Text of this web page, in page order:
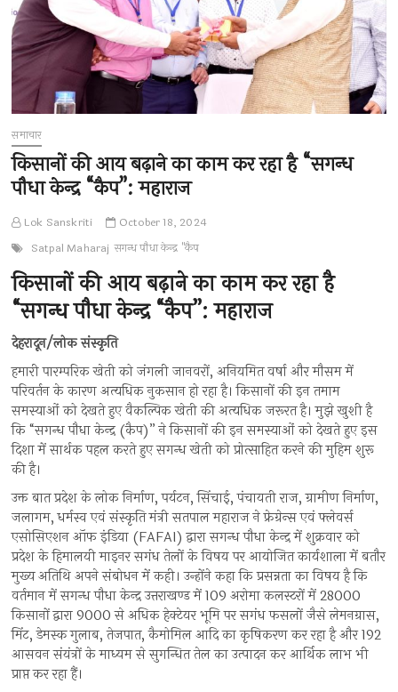
समाचार
किसानों की आय बढ़ाने का काम कर रहा है “सगन्ध
पौधा केन्द्र “कैप”: महाराज
Lok Sanskriti
October 18, 2024
Satpal Maharaj सगन्ध पौधा केन्द्र "कैप
किसानों की आय बढ़ाने का काम कर रहा है
“सगन्ध पौधा केन्द्र “कैप”: महाराज
देहरादून/लोक संस्कृति
हमारी पारम्परिक खेती को जंगली जानवरों, अनियमित वर्षा और मौसम में
परिवर्तन के कारण अत्यधिक नुकसान हो रहा है। किसानों की इन तमाम
समस्याओं को देखते हुए वैकल्पिक खेती की अत्यधिक जरूरत है। मुझे खुशी है
कि “सगन्ध पौधा केन्द्र (कैप)” ने किसानों की इन समस्याओं को देखते हुए इस
दिशा में सार्थक पहल करते हुए सगन्ध खेती को प्रोत्साहित करने की मुहिम शुरू
की है।
उक्त बात प्रदेश के लोक निर्माण, पर्यटन, सिंचाई, पंचायती राज, ग्रामीण निर्माण,
जलागम, धर्मस्व एवं संस्कृति मंत्री सतपाल महाराज ने फ्रेग्रेन्स एवं फ्लेवर्स
एसोसिएशन ऑफ इंडिया (FAFAI) द्वारा सगन्ध पौधा केन्द्र में शुक्रवार को
प्रदेश के हिमालयी माइनर सगंध तेलों के विषय पर आयोजित कार्यशाला में बतौर
मुख्य अतिथि अपने संबोधन में कही। उन्होंने कहा कि प्रसन्नता का विषय है कि
वर्तमान में सगन्ध पौधा केन्द्र उत्तराखण्ड में 109 अरोमा कलस्टरों में 28000
किसानों द्वारा 9000 से अधिक हेक्टेयर भूमि पर सगंध फसलों जैसे लेमनग्रास,
मिंट, डेमस्क गुलाब, तेजपात, कैमोमिल आदि का कृषिकरण कर रहा है और 192
आसवन संयंत्रों के माध्यम से सुगन्धित तेल का उत्पादन कर आर्थिक लाभ भी
प्राप्त कर रहा हैं।